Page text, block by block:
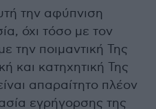
την αφύπνιση
όχι τόσο με τον
την ποιμαντική Της
και κατηχητική Της
απαραίτητο πλέον
εγρήγορσης της